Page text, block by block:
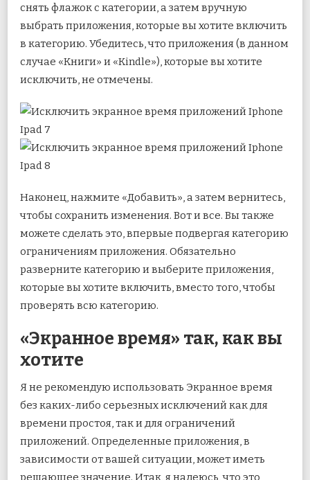
снять флажок с категории, а затем вручную
выбрать приложения, которые вы хотите включить
в категорию. Убедитесь, что приложения (в данном
случае «Книги» и «Kindle»), которые вы хотите
исключить, не отмечены.
Наконец, нажмите «Добавить», а затем вернитесь,
чтобы сохранить изменения. Вот и все. Вы также
можете сделать это, впервые подвергая категорию
ограничениям приложения. Обязательно
разверните категорию и выберите приложения,
которые вы хотите включить, вместо того, чтобы
проверять всю категорию.
«Экранное время» так, как вы
хотите
Я не рекомендую использовать Экранное время
без каких-либо серьезных исключений как для
времени простоя, так и для ограничений
приложений. Определенные приложения, в
зависимости от вашей ситуации, может иметь